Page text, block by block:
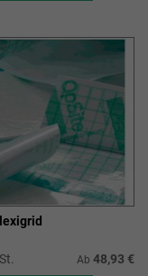
Ab 48,93 €